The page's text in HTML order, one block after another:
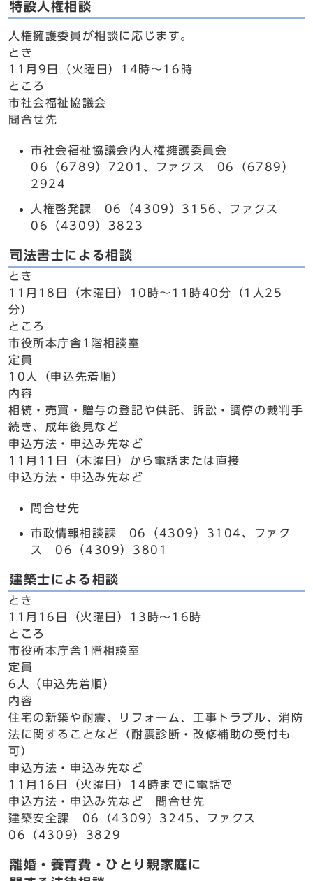
特設人権相談
人権擁護委員が相談に応じます。
とき
11月9日（火曜日）14時～16時
ところ
市社会福祉協議会
問合せ先
市社会福祉協議会内人権擁護委員会
06（6789）7201、ファクス 06（6789）
2924
人権啓発課 06（4309）3156、ファクス
06（4309）3823
司法書士による相談
とき
11月18日（木曜日）10時～11時40分（1人25
分）
ところ
市役所本庁舎1階相談室
定員
10人（申込先着順）
内容
相続・売買・贈与の登記や供託、訴訟・調停の裁判手
続き、成年後見など
申込方法・申込み先など
11月11日（木曜日）から電話または直接
申込方法・申込み先など
問合せ先
市政情報相談課 06（4309）3104、ファク
ス 06（4309）3801
建築士による相談
とき
11月16日（火曜日）13時～16時
ところ
市役所本庁舎1階相談室
定員
6人（申込先着順）
内容
住宅の新築や耐震、リフォーム、工事トラブル、消防
法に関することなど（耐震診断・改修補助の受付も
可）
申込方法・申込み先など
11月16日（火曜日）14時までに電話で
申込方法・申込み先など 問合せ先
建築安全課 06（4309）3245、ファクス
06（4309）3829
離婚・養育費・ひとり親家庭に